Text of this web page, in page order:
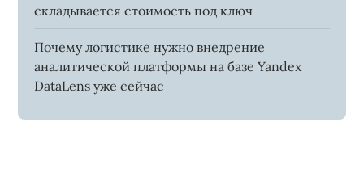
складывается стоимость под ключ
Почему логистике нужно внедрение
аналитической платформы на базе Yandex
DataLens уже сейчас